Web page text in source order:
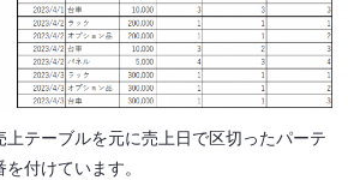
テーブルを元に売上日で区切ったパーテ
付けています。